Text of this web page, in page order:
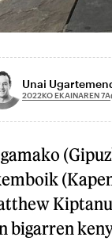
Unai
2022KO EKAINAREN 7A
bigarren